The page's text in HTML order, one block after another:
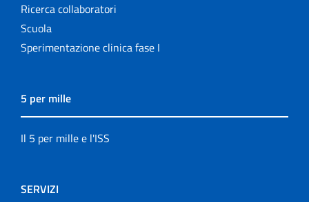
Ricerca collaboratori
Scuola
Sperimentazione clinica fase I
5 per mille
Il 5 per mille e l'ISS
SERVIZI